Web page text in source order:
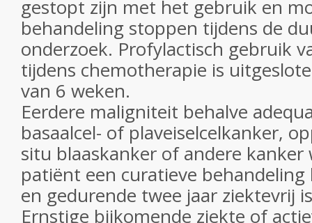
gestopt zijn met het gebruik en
behandeling stoppen tijdens de
onderzoek. Profylactisch gebruik
tijdens chemotherapie is
van 6 weken.
Eerdere maligniteit behalve
basaalcel- of plaveiselcelkanker,
situ blaaskanker of andere kanker
patiënt een curatieve
en gedurende twee jaar ziektevrij
Ernstige bijkomende ziekte of